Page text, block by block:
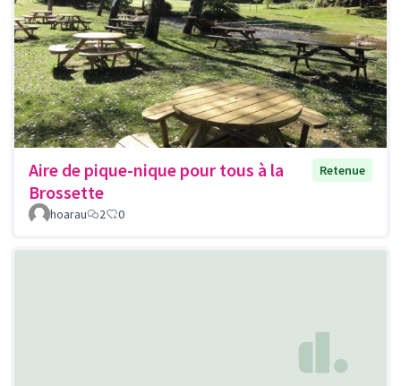
Aire de pique-nique pour tous à la
Brossette
Retenue
hoarau 2 0